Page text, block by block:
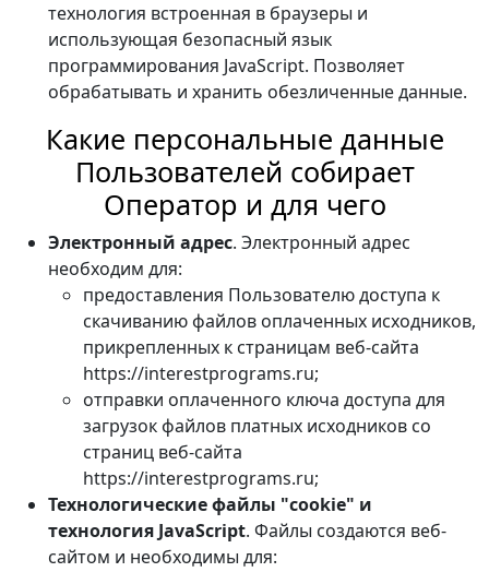
технология встроенная в браузеры и
использующая безопасный язык
программирования JavaScript. Позволяет
обрабатывать и хранить обезличенные данные.
Какие персональные данные
Пользователей собирает
Оператор и для чего
Электронный адрес. Электронный адрес
необходим для:
предоставления Пользователю доступа к
скачиванию файлов оплаченных исходников,
прикрепленных к страницам веб-сайта
https://interestprograms.ru;
отправки оплаченного ключа доступа для
загрузок файлов платных исходников со
страниц веб-сайта
https://interestprograms.ru;
Технологические файлы "cookie" и
технология JavaScript. Файлы создаются веб-
сайтом и необходимы для: